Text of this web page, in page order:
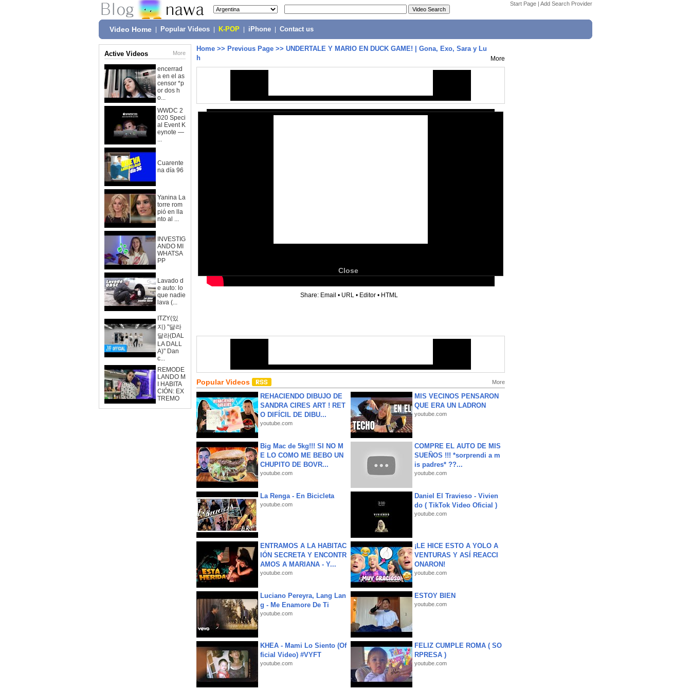
Start Page | Add Search Provider
Video Home Popular Videos K-POP iPhone Contact us
Active Videos More
encerrad
a en el as
censor *p
or dos h
o...
WWDC 2
020 Speci
al Event K
eynote —
...
Cuarente
na día 96
Yanina La
torre rom
pió en lla
nto al ...
INVESTIG
ANDO MI
WHATSA
PP
Lavado d
e auto: lo
que nadie
lava (...
ITZY(있
지) "달라
달라(DAL
LA DALL
A)" Dan
c...
REMODE
LANDO M
I HABITA
CIÓN: EX
TREMO
Home >> Previous Page >> UNDERTALE Y MARIO EN DUCK GAME! | Gona, Exo, Sara y Lu
h
More
Close
Share: Email • URL • Editor • HTML
Popular Videos More
REHACIENDO DIBUJO DE
SANDRA CIRES ART ! RET
O DIFÍCIL DE DIBU...
youtube.com
MIS VECINOS PENSARON
QUE ERA UN LADRON
youtube.com
Big Mac de 5kg!!! SI NO M
E LO COMO ME BEBO UN
CHUPITO DE BOVR...
youtube.com
COMPRE EL AUTO DE MIS
SUEÑOS !!! *sorprendi a m
is padres* ??...
youtube.com
La Renga - En Bicicleta
youtube.com
Daniel El Travieso - Vivien
do ( TikTok Video Oficial )
youtube.com
ENTRAMOS A LA HABITAC
IÓN SECRETA Y ENCONTR
AMOS A MARIANA - Y...
youtube.com
¡LE HICE ESTO A YOLO A
VENTURAS Y ASÍ REACCI
ONARON!
youtube.com
Luciano Pereyra, Lang Lan
g - Me Enamore De Ti
youtube.com
ESTOY BIEN
youtube.com
KHEA - Mami Lo Siento (Of
ficial Video) #VYFT
youtube.com
FELIZ CUMPLE ROMA ( SO
RPRESA )
youtube.com